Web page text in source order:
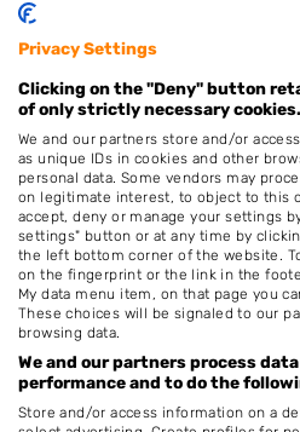
Op 15,19 km
Hair by
5251GW
Privacy Settings
Clicking on the "Deny" button
of only strictly necessary cookies.
We and our partners store and/or
as unique IDs in cookies and other
personal data. Some vendors may
on legitimate interest, to object to this
accept, deny or manage your settings
settings" button or at any time by
the left bottom corner of the website.
on the fingerprint or the link in the
My data menu item, on that page you
These choices will be signaled to our
browsing data.
We and our partners process
performance and to do the
Store and/or access information on a